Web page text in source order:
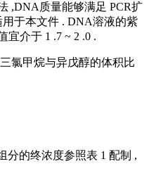
,DNA质量能够满足 PCR扩
于本文件 . DNA溶液的紫
宜介于 1 .7 ~ 2 .0 .
氯甲烷与异戊醇的体积比
分的终浓度参照表 1 配制 ,